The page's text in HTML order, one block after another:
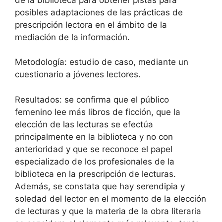
posibles adaptaciones de las prácticas de
prescripción lectora en el ámbito de la
mediación de la información.
Metodología: estudio de caso, mediante un
cuestionario a jóvenes lectores.
Resultados: se confirma que el público
femenino lee más libros de ficción, que la
elección de las lecturas se efectúa
principalmente en la biblioteca y no con
anterioridad y que se reconoce el papel
especializado de los profesionales de la
biblioteca en la prescripción de lecturas.
Además, se constata que hay serendipia y
soledad del lector en el momento de la elección
de lecturas y que la materia de la obra literaria